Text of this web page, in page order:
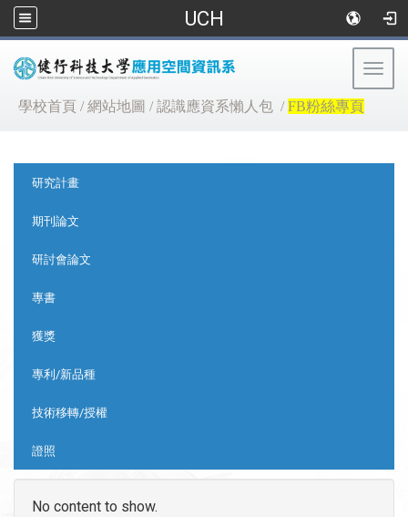
UCH
學校首頁 /網站地圖 /認識應資系懶人包 /FB粉絲專頁
研究計畫
期刊論文
研討會論文
專書
獲獎
專利/新品種
技術移轉/授權
證照
No content to show.